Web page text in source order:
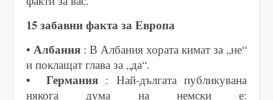
15 забавни факта за Европа
• Албания : В Албания хората кимат за „не“
и поклащат глава за „да“.
• Германия: Най-дългата публикувана
някога дума на немски е: